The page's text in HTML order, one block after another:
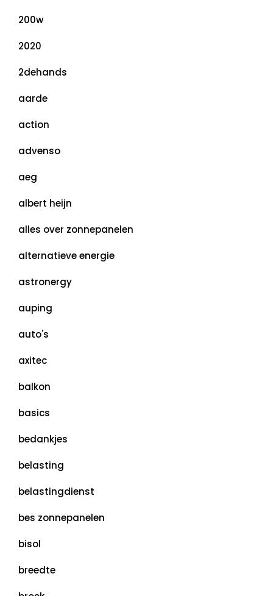
200w
2020
2dehands
aarde
action
advenso
aeg
albert heijn
alles over zonnepanelen
alternatieve energie
astronergy
auping
auto's
axitec
balkon
basics
bedankjes
belasting
belastingdienst
bes zonnepanelen
bisol
breedte